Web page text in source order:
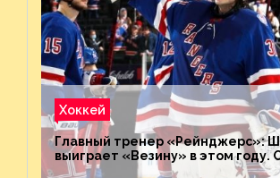
Хоккей
Главный тренер «Рейнджерс»:
выиграет «Везину» в этом году.
невероятен